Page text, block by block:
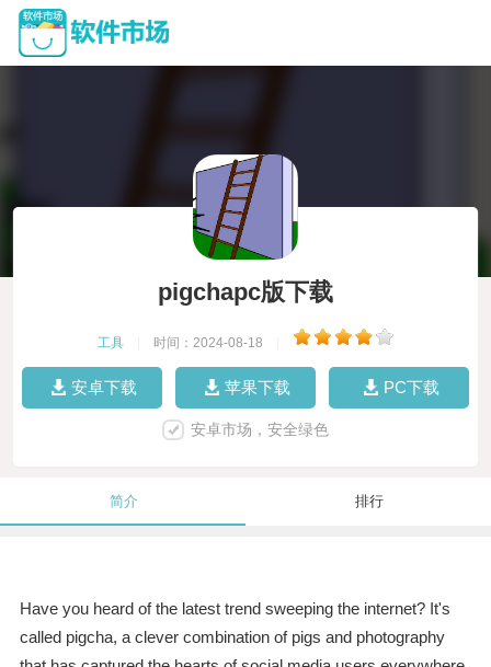
pigchapc版下载
工具 时间：2024-08-18
安卓下载 苹果下载 PC下载
安卓市场，安全绿色
简介 排行
Have you heard of the latest trend sweeping the internet? It's
called pigcha, a clever combination of pigs and photography